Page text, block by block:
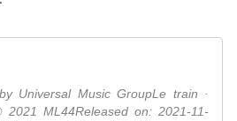
Universal Music GroupLe train ·
2021 ML44Released on: 2021-11-